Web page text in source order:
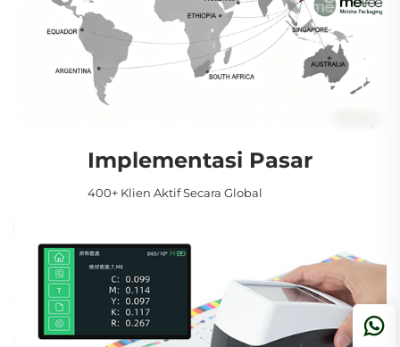
Implementasi Pasar
400+ Klien Aktif Secara Global